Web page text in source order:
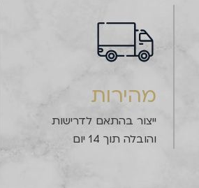
מהירות
ייצור בהתאם לדרישות
והובלה תוך 14 יום